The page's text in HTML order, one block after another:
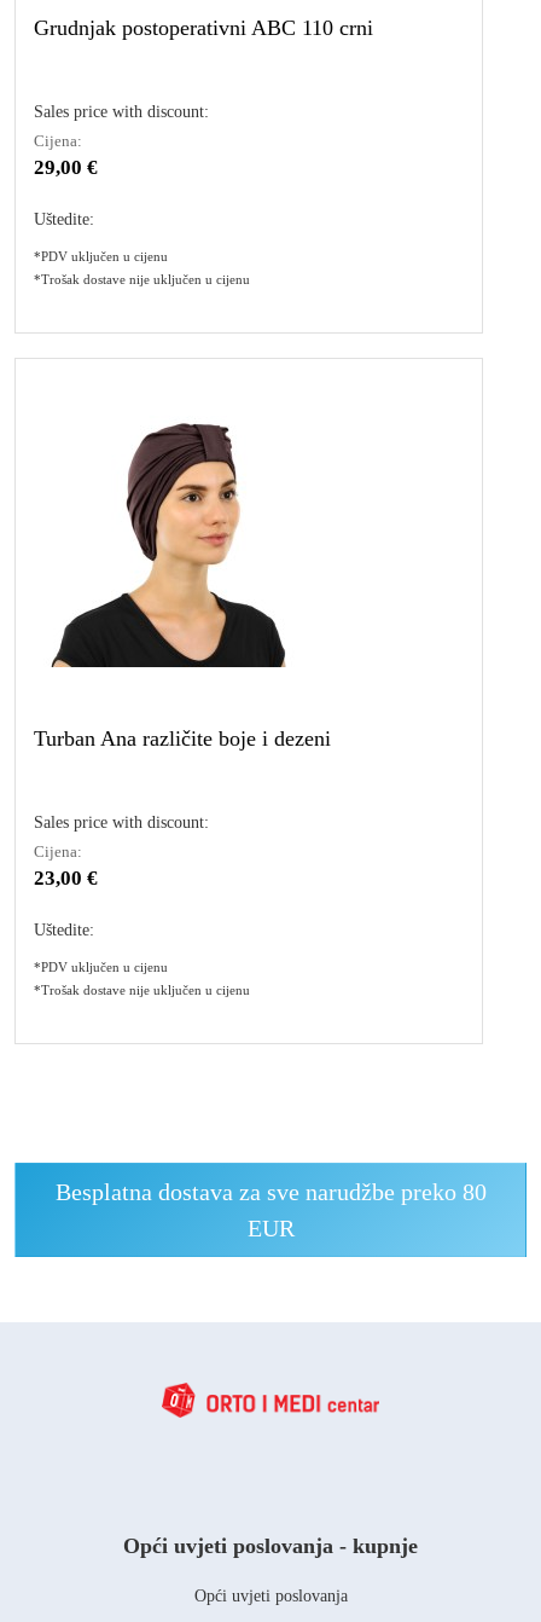
Grudnjak postoperativni ABC 110 crni
Sales price with discount:
Cijena:
29,00 €
Uštedite:
*PDV uključen u cijenu
*Trošak dostave nije uključen u cijenu
Turban Ana različite boje i dezeni
Sales price with discount:
Cijena:
23,00 €
Uštedite:
*PDV uključen u cijenu
*Trošak dostave nije uključen u cijenu
Besplatna dostava za sve narudžbe preko 80
EUR
Opći uvjeti poslovanja - kupnje
Opći uvjeti poslovanja